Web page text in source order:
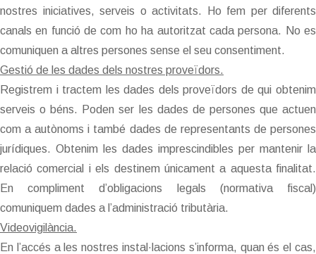
nostres iniciatives, serveis o activitats. Ho fem per diferents
canals en funció de com ho ha autoritzat cada persona. No es
comuniquen a altres persones sense el seu consentiment.
Gestió de les dades dels nostres proveïdors.
Registrem i tractem les dades dels proveïdors de qui obtenim
serveis o béns. Poden ser les dades de persones que actuen
com a autònoms i també dades de representants de persones
jurídiques. Obtenim les dades imprescindibles per mantenir la
relació comercial i els destinem únicament a aquesta finalitat.
En compliment d’obligacions legals (normativa fiscal)
comuniquem dades a l’administració tributària.
Videovigilància.
En l’accés a les nostres instal·lacions s’informa, quan és el cas,